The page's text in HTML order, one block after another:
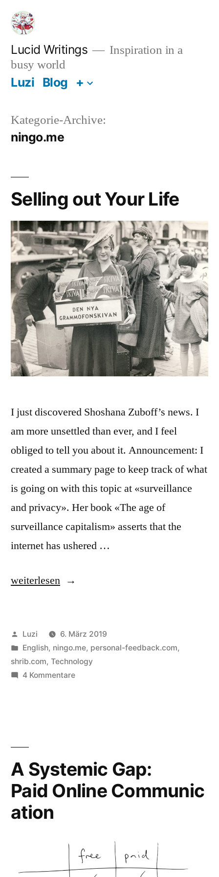
Zum
Inhalt
springen
Lucid Writings
Inspiration in a
busy world
Luzi Blog +
Kategorie-Archive:
ningo.me
Selling out Your Life
I just discovered Shoshana Zuboff’s news. I
am more unsettled than ever, and I feel
obliged to tell you about it. Announcement: I
created a summary page to keep track of what
is going on with this topic at «surveillance
and privacy». Her book «The age of
surveillance capitalism» asserts that the
internet has ushered …
«Selling
Life»
weiterlesen
Veröffentlicht
von
Luzi
6. März 2019
Veröffentlicht
in
English, ningo.me, personal-feedback.com,
shrib.com, Technology
4 Kommentarezu
A Systemic Gap:
Paid Online Communic
ation